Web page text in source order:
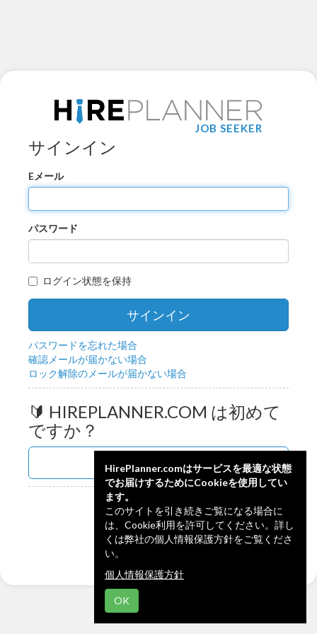
JOB SEEKER
サインイン
Eメール
パスワード
ログイン状態を保持
パスワードを忘れた場合
確認メールが届かない場合
ロック解除のメールが届かない場合
🔰 HIREPLANNER.COM は初めて
ですか？
新規アカウントを作成
🇬🇧English
HirePlanner.comはサービスを最適な状態
でお届けするためにCookieを使用してい
ます。
このサイトを引き続きご覧になる場合に
は、Cookie利用を許可してください。詳し
くは弊社の個人情報保護方針をご覧くださ
い。
個人情報保護方針
OK